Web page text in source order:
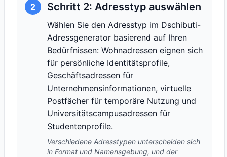
2 Schritt 2: Adresstyp auswählen
Wählen Sie den Adresstyp im Dschibuti-
Adressgenerator basierend auf Ihren
Bedürfnissen: Wohnadressen eignen sich
für persönliche Identitätsprofile,
Geschäftsadressen für
Unternehmensinformationen, virtuelle
Postfächer für temporäre Nutzung und
Universitätscampusadressen für
Studentenprofile.
Verschiedene Adresstypen unterscheiden sich
in Format und Namensgebung, und der